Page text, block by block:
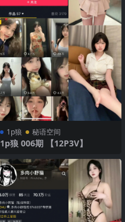
1p狼 秘语空间
1p狼 006期 【12P3V】